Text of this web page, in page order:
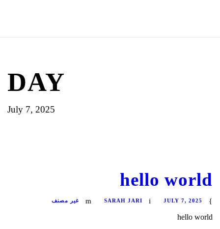
DAY
July 7, 2025
hello world
JULY 7, 2025
SARAH JARI غير مصنف
hello world